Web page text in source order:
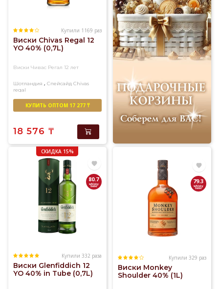
Купили 1169 раз
Виски Chivas Regal 12
YO 40% (0,7L)
Виски Чивас Регал 12 лет
Шотландия , Спейсайд Chivas
regal
КУПИТЬ ОПТОМ 17 277 ₸
18 576 ₸
СКИДКА 15%
80.7
Купили 332 раза
Виски Glenfiddich 12
YO 40% in Tube (0,7L)
79.3
Купили 329 раз
Виски Monkey
Shoulder 40% (1L)